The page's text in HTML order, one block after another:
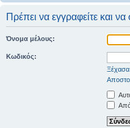
Πρέπει να εγγραφείτε και να
Όνομα μέλους:
Κωδικός:
Ξέχασα